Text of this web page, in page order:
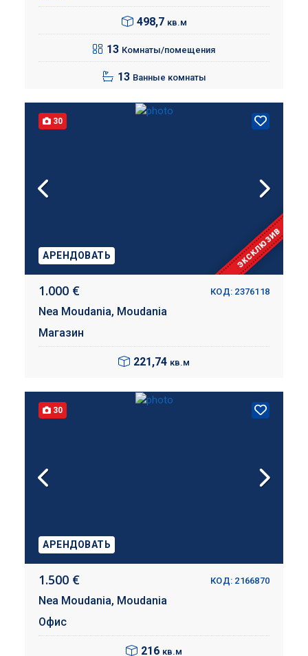
498,7 кв.м
13 Комнаты/помещения
13 Ванные комнаты
30
АРЕНДОВАТЬ ЭКСКЛЮЗИВ
1.000 € КОД: 2376118
Nea Moudania, Moudania
Магазин
221,74 кв.м
30
АРЕНДОВАТЬ
1.500 € КОД: 2166870
Nea Moudania, Moudania
Офис
216 кв.м